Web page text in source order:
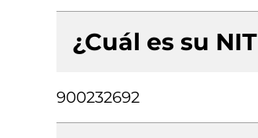
¿Cuál es su
900232692